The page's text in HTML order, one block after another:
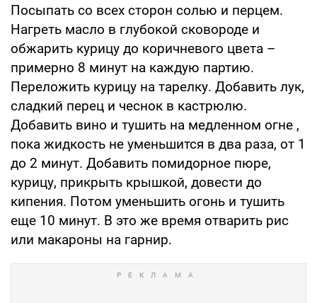
Посыпать со всех сторон солью и перцем.
Нагреть масло в глубокой сковороде и
обжарить курицу до коричневого цвета –
примерно 8 минут на каждую партию.
Переложить курицу на тарелку. Добавить лук,
сладкий перец и чеснок в кастрюлю.
Добавить вино и тушить на медленном огне ,
пока жидкость не уменьшится в два раза, от 1
до 2 минут. Добавить помидорное пюре,
курицу, прикрыть крышкой, довести до
кипения. Потом уменьшить огонь и тушить
еще 10 минут. В это же время отварить рис
или макароны на гарнир.